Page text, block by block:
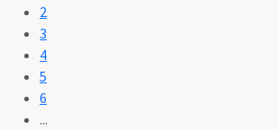
2
3
4
5
6
...